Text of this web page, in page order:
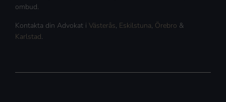
ombud.
Kontakta din Advokat i Västerås, Eskilstuna, Örebro &
Karlstad.